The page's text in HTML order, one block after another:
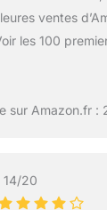
ventes
les 100
sur Amazon.fr :
14/20